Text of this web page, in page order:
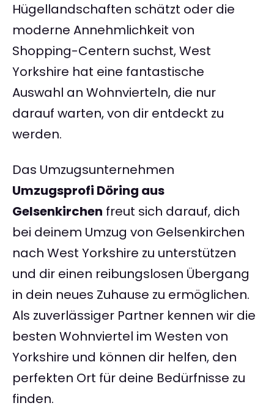
Hügellandschaften schätzt oder die
moderne Annehmlichkeit von
Shopping-Centern suchst, West
Yorkshire hat eine fantastische
Auswahl an Wohnvierteln, die nur
darauf warten, von dir entdeckt zu
werden.
Das Umzugsunternehmen
Umzugsprofi Döring aus
Gelsenkirchen freut sich darauf, dich
bei deinem Umzug von Gelsenkirchen
nach West Yorkshire zu unterstützen
und dir einen reibungslosen Übergang
in dein neues Zuhause zu ermöglichen.
Als zuverlässiger Partner kennen wir die
besten Wohnviertel im Westen von
Yorkshire und können dir helfen, den
perfekten Ort für deine Bedürfnisse zu
finden.